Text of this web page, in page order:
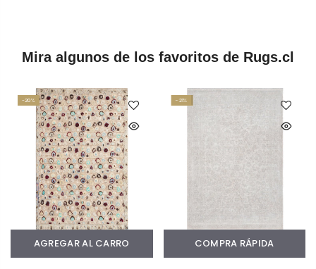
Mira algunos de los favoritos de Rugs.cl
-20%
AGREGAR AL CARRO
-21%
COMPRA RÁPIDA